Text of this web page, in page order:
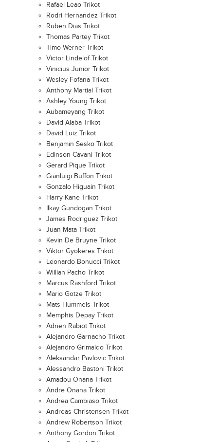
Rafael Leao Trikot
Rodri Hernandez Trikot
Ruben Dias Trikot
Thomas Partey Trikot
Timo Werner Trikot
Victor Lindelof Trikot
Vinicius Junior Trikot
Wesley Fofana Trikot
Anthony Martial Trikot
Ashley Young Trikot
Aubameyang Trikot
David Alaba Trikot
David Luiz Trikot
Benjamin Sesko Trikot
Edinson Cavani Trikot
Gerard Pique Trikot
Gianluigi Buffon Trikot
Gonzalo Higuain Trikot
Harry Kane Trikot
Ilkay Gundogan Trikot
James Rodriguez Trikot
Juan Mata Trikot
Kevin De Bruyne Trikot
Viktor Gyokeres Trikot
Leonardo Bonucci Trikot
Willian Pacho Trikot
Marcus Rashford Trikot
Mario Gotze Trikot
Mats Hummels Trikot
Memphis Depay Trikot
Adrien Rabiot Trikot
Alejandro Garnacho Trikot
Alejandro Grimaldo Trikot
Aleksandar Pavlovic Trikot
Alessandro Bastoni Trikot
Amadou Onana Trikot
Andre Onana Trikot
Andrea Cambiaso Trikot
Andreas Christensen Trikot
Andrew Robertson Trikot
Anthony Gordon Trikot